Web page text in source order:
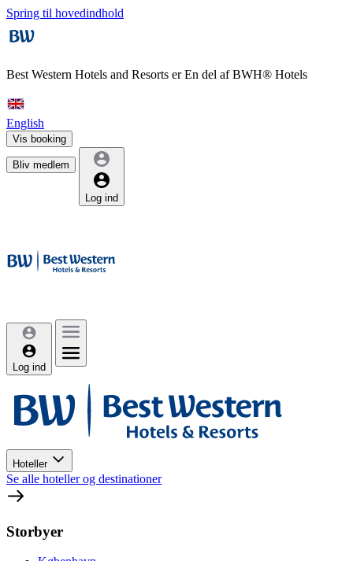
Spring til hovedindhold
Best Western Hotels and Resorts erEn del af BWH® Hotels
English
Vis booking
Bliv medlem
Log ind
Log ind
Hoteller
Se alle hoteller og destinationer
Storbyer